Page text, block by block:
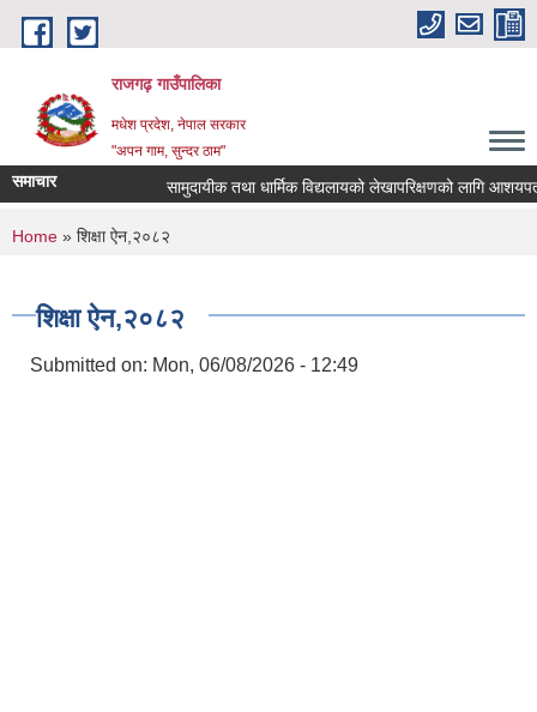
Skip to main content
राजगढ़ गाउँपालिका
मधेश प्रदेश, नेपाल सरकार
"अपन गाम, सुन्दर ठाम"
समाचार सामुदायीक तथा धार्मिक विद्यलायको लेखापरिक्षणको लागि आशयपत्र
You are here
Home » शिक्षा ऐन,२०८२
शिक्षा ऐन,२०८२
Submitted on: Mon, 06/08/2026 - 12:49